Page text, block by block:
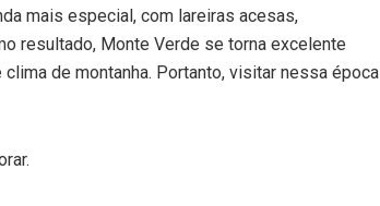
mais especial, com lareiras acesas,
resultado, Monte Verde se torna excelente
de montanha. Portanto, visitar nessa época